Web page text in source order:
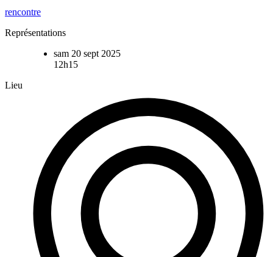
rencontre
Représentations
sam 20 sept 2025
12h15
Lieu